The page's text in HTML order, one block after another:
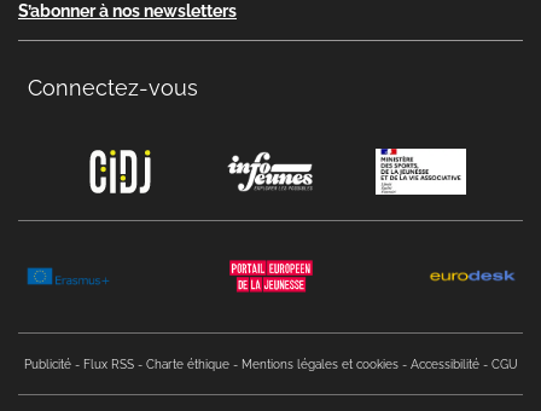
S’abonner à nos newsletters
Connectez-vous
Publicité
Flux RSS Charte éthique Mentions légales et cookies Accessibilité CGU